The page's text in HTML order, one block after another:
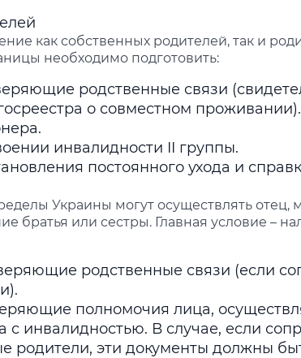
как собственных родителей, так и
необходимо подготовить:
родственные связи
о совместном проживании).
инвалидности II группы.
постоянного ухода и
Украины могут осуществлять отец,
братья или сестры. Главная условие –
родственные связи (если
полномочия лица,
с инвалидностью. В случае, если
родители, эти документы должны